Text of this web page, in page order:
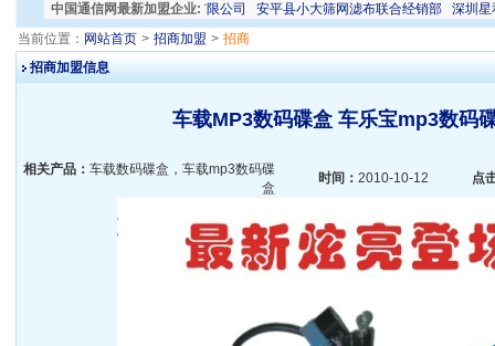
中国通信网最新加盟企业:
气有限公司 天津振威展览有限公司 安平县小大筛网滤布联合经销部
深圳星和
当前位置： 网站首页 > 招商加盟 > 招商
招商加盟信息
车载MP3数码碟盒 车乐宝mp3数码
相关产品： 车载数码碟盒，车载mp3数码碟
盒
时间： 2010-10-12 点